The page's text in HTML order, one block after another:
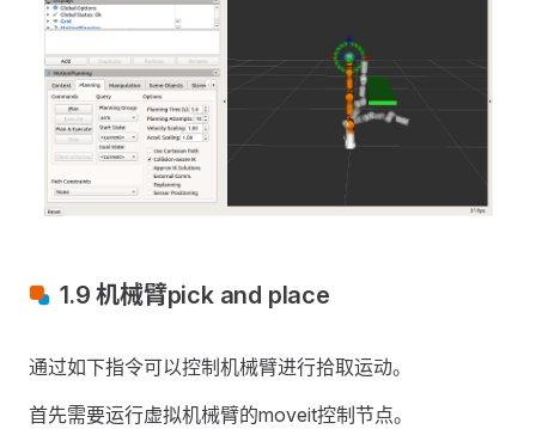
1.9 机械臂pick and place
通过如下指令可以控制机械臂进行拾取运动。
首先需要运行虚拟机械臂的moveit控制节点。